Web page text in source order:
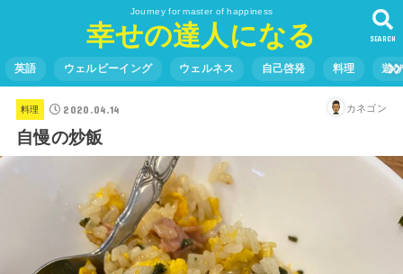
Journey for master of happiness
幸せの達人になる SEARCH
英語 ウェルビーイング ウェルネス 自己啓発 料理 遊
料理 2020.04.14 カネゴン
自慢の炒飯